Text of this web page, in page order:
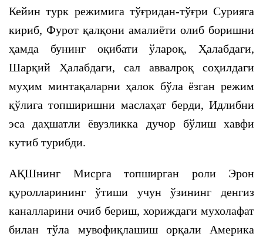
Кейин турк режимига тўғридан-тўғри Сурияга
кириб, Фурот қалқони амалиёти олиб боришни
ҳамда бунинг оқибати ўлароқ, Ҳалабдаги,
Шарқий Ҳалабдаги, сал аввалроқ соҳилдаги
муҳим минтақаларни ҳалок бўла ёзган режим
қўлига топширишни маслаҳат берди, Идлибни
эса даҳшатли ёвузликка дучор бўлиш хавфи
кутиб турибди.
АҚШнинг Мисрга топширган роли Эрон
қуролларининг ўтиши учун ўзининг денгиз
каналларини очиб бериш, хориждаги мухолафат
билан тўла мувофиқлашиш орқали Америка